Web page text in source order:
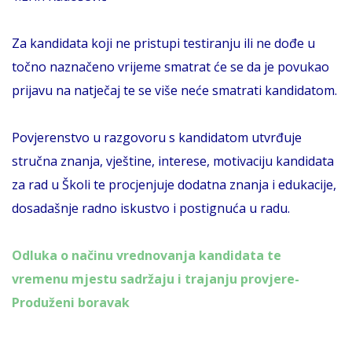
Za kandidata koji ne pristupi testiranju ili ne dođe u
točno naznačeno vrijeme smatrat će se da je povukao
prijavu na natječaj te se više neće smatrati kandidatom.
Povjerenstvo u razgovoru s kandidatom utvrđuje
stručna znanja, vještine, interese, motivaciju kandidata
za rad u Školi te procjenjuje dodatna znanja i edukacije,
dosadašnje radno iskustvo i postignuća u radu.
Odluka o načinu vrednovanja kandidata te
vremenu mjestu sadržaju i trajanju provjere-
Produženi boravak